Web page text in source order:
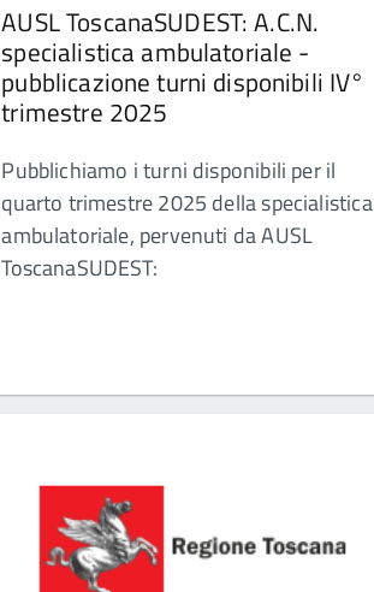
AUSL ToscanaSUDEST: A.C.N.
specialistica ambulatoriale -
pubblicazione turni disponibili IV°
trimestre 2025
Pubblichiamo i turni disponibili per il
quarto trimestre 2025 della specialistica
ambulatoriale, pervenuti da AUSL
ToscanaSUDEST: